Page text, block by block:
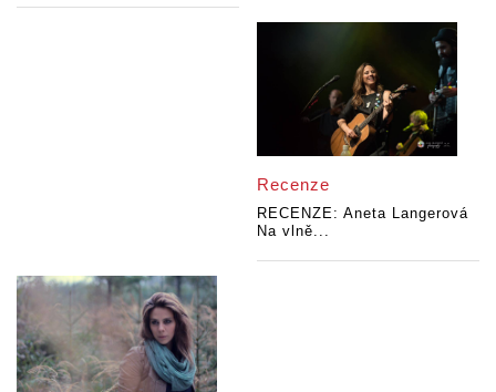
Recenze
RECENZE: Aneta Langerová
Na vlně...